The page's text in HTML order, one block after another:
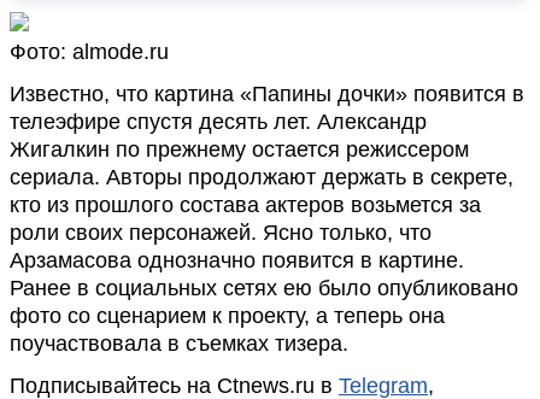
Фото: almode.ru
Известно, что картина «Папины дочки» появится в
телеэфире спустя десять лет. Александр
Жигалкин по прежнему остается режиссером
сериала. Авторы продолжают держать в секрете,
кто из прошлого состава актеров возьмется за
роли своих персонажей. Ясно только, что
Арзамасова однозначно появится в картине.
Ранее в социальных сетях ею было опубликовано
фото со сценарием к проекту, а теперь она
поучаствовала в съемках тизера.
Подписывайтесь на Ctnews.ru в Telegram,